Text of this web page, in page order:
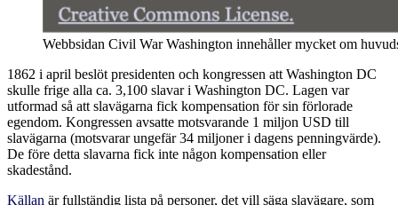
Webbsidan Civil War Washington innehåller mycket om
1862 i april beslöt presidenten och kongressen att Washington DC
skulle frige alla ca. 3,100 slavar i Washington DC. Lagen var
utformad så att slavägarna fick kompensation för sin förlorade
egendom. Kongressen avsatte motsvarande 1 miljon USD till
slavägarna (motsvarar ungefär 34 miljoner i dagens penningvärde).
De före detta slavarna fick inte någon kompensation eller
skadestånd.
Källan är fullständig lista på personer, det vill säga slavägare, som